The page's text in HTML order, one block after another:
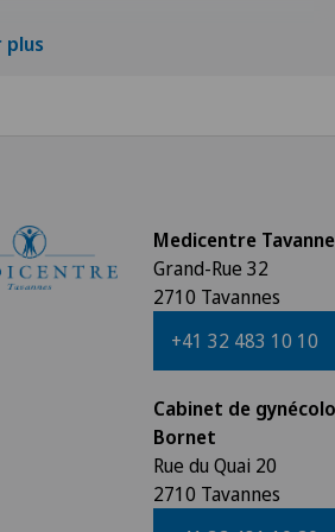
plus
Medicentre
Grand-Rue 32
2710 Tavannes
+41 32 483 10 10
Cabinet de
Bornet
Rue du Quai 20
2710 Tavannes